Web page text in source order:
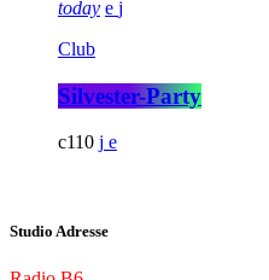
today
Club
Silvester-Party
110
Studio Adresse